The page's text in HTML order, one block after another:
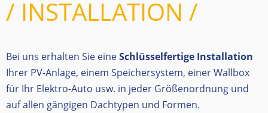
/ INSTALLATION /
Bei uns erhalten Sie eineSchlüsselfertige Installation
Ihrer PV-Anlage, einem Speichersystem, einer Wallbox
für Ihr Elektro-Auto usw. in jeder Größenordnung und
auf allen gängigen Dachtypen und Formen.